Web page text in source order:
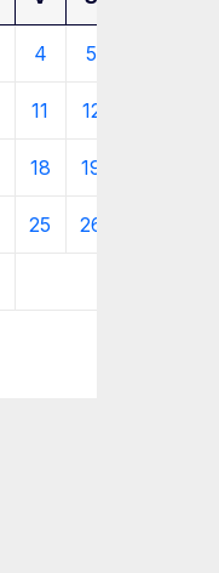
4 5
11 12
18 19
25 26